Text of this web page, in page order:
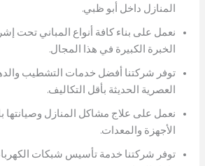
المنازل داخل أبو ظبي.
نعمل على بناء كافة أنواع المباني تحت
الخبرة الكبيرة في هذا المجال.
توفر شركتنا أفضل خدمات التشطيب
العصرية الحديثة بأقل التكاليف.
نعمل على علاج مشاكل المنازل وصيانتها
الأجهزة والمعدات.
توفر شركتنا خدمة تأسيس شبكات